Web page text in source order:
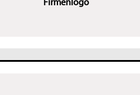
Firmenlogo